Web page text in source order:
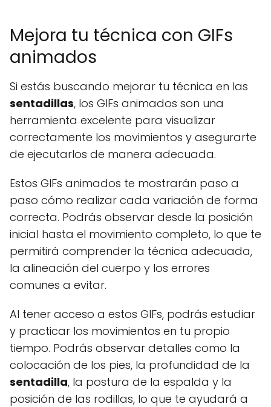
Mejora tu técnica con GIFs
animados
Si estás buscando mejorar tu técnica en las
sentadillas, los GIFs animados son una
herramienta excelente para visualizar
correctamente los movimientos y asegurarte
de ejecutarlos de manera adecuada.
Estos GIFs animados te mostrarán paso a
paso cómo realizar cada variación de forma
correcta. Podrás observar desde la posición
inicial hasta el movimiento completo, lo que te
permitirá comprender la técnica adecuada,
la alineación del cuerpo y los errores
comunes a evitar.
Al tener acceso a estos GIFs, podrás estudiar
y practicar los movimientos en tu propio
tiempo. Podrás observar detalles como la
colocación de los pies, la profundidad de la
sentadilla, la postura de la espalda y la
posición de las rodillas, lo que te ayudará a